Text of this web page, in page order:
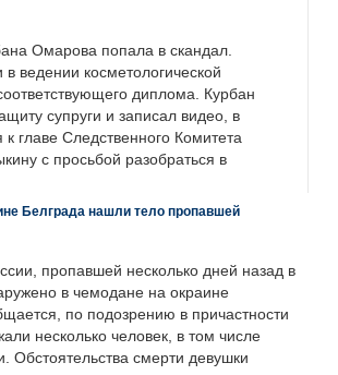
Омарова попала в скандал.
ведении косметологической
диплома. Курбан
супруги и записал видео, в
к главе Следственного Комитета
с просьбой разобраться в
Белграда нашли тело пропавшей
пропавшей несколько дней назад в
в чемодане на окраине
по подозрению в причастности
несколько человек, в том числе
Обстоятельства смерти девушки